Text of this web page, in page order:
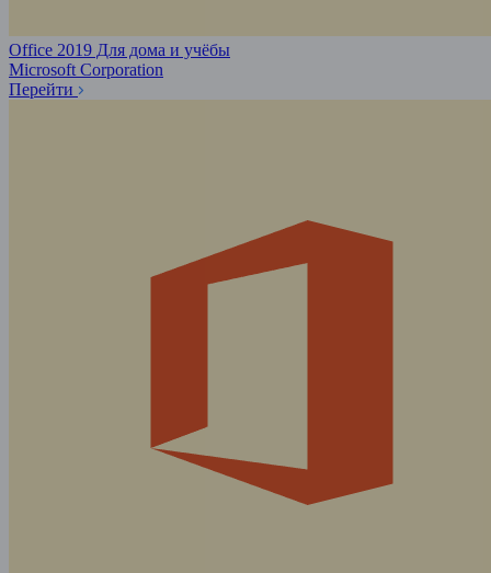
Office 2019 Для дома и учёбы
Microsoft Corporation
Перейти